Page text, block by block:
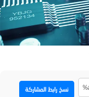
نسخ رابط المشاركة